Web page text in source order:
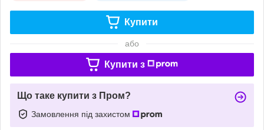
Купити
або
Купити з
Що таке купити з Пром?
Замовлення під захистом